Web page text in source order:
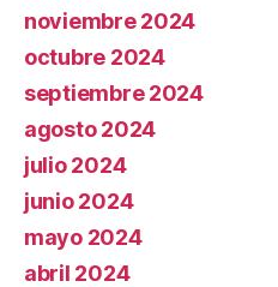
noviembre 2024
octubre 2024
septiembre 2024
agosto 2024
julio 2024
junio 2024
mayo 2024
abril 2024